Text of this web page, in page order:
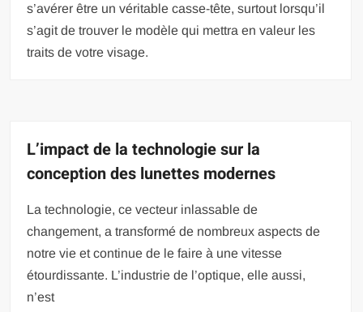
s’avérer être un véritable casse-tête, surtout lorsqu’il
s’agit de trouver le modèle qui mettra en valeur les
traits de votre visage.
L’impact de la technologie sur la
conception des lunettes modernes
La technologie, ce vecteur inlassable de
changement, a transformé de nombreux aspects de
notre vie et continue de le faire à une vitesse
étourdissante. L’industrie de l’optique, elle aussi,
n’est